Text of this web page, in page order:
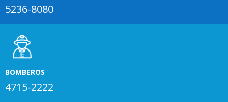
5236-8080
BOMBEROS
4715-2222